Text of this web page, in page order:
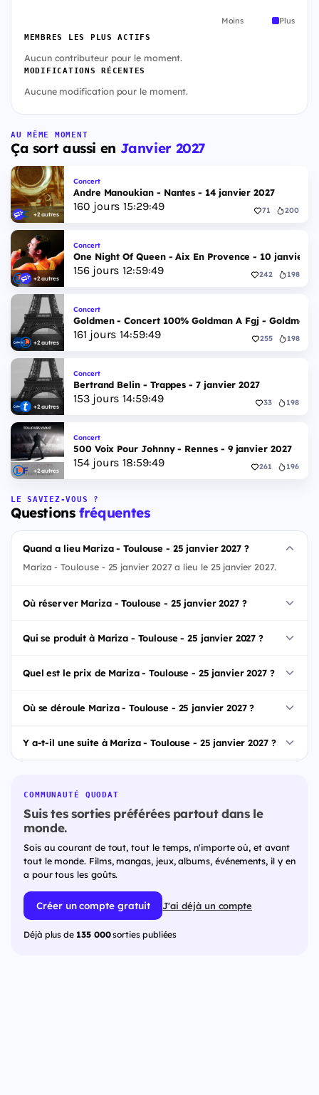
Moins Plus
MEMBRES LES PLUS ACTIFS
Aucun contributeur pour le moment.
MODIFICATIONS RÉCENTES
Aucune modification pour le moment.
AU MÊME MOMENT
Ça sort aussi en Janvier 2027
+2 autres
Concert
Andre Manoukian - Nantes - 14 janvier 2027
160 jours 15:29:48 71 200
+2 autres
Concert
One Night Of Queen - Aix En Provence - 10 janvier
156jours 12:59:48 242 198
+2 autres
Concert
Goldmen - Concert 100% Goldman A Fgj - Goldmen
161 jours 14:59:48 255 198
+2 autres
Concert
Bertrand Belin - Trappes - 7 janvier 2027
153jours 14:59:48 33 198
+2 autres
Concert
500 Voix Pour Johnny - Rennes - 9 janvier 2027
154jours 18:59:48 261 196
LE SAVIEZ-VOUS ?
Questionsfréquentes
Quand a lieu Mariza - Toulouse - 25 janvier 2027 ?
Mariza - Toulouse - 25 janvier 2027 a lieu le 25 janvier 2027.
Où réserver Mariza - Toulouse - 25 janvier 2027 ?
Qui se produit à Mariza - Toulouse - 25 janvier 2027 ?
Quel est le prix de Mariza - Toulouse - 25 janvier 2027 ?
Où se déroule Mariza - Toulouse - 25 janvier 2027 ?
Y a-t-il une suite à Mariza - Toulouse - 25 janvier 2027 ?
COMMUNAUTÉ QUODAT
Suis tes sorties préférées partout dans le
monde.
Sois au courant de tout, tout le temps, n'importe où, et avant
tout le monde. Films, mangas, jeux, albums, événements, il y en
a pour tous les goûts.
Créer un compte gratuit J'ai déjà un compte
Déjà plus de 135 000sorties publiées